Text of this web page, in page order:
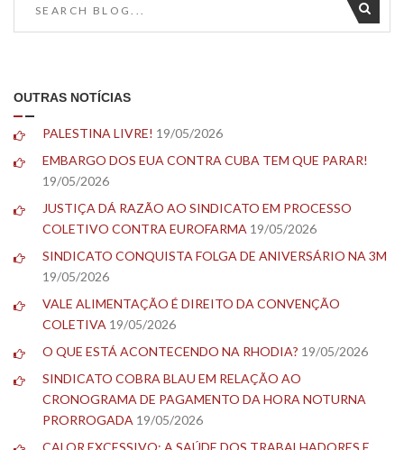
OUTRAS NOTÍCIAS
PALESTINA LIVRE! 19/05/2026
EMBARGO DOS EUA CONTRA CUBA TEM QUE PARAR!
19/05/2026
JUSTIÇA DÁ RAZÃO AO SINDICATO EM PROCESSO
COLETIVO CONTRA EUROFARMA 19/05/2026
SINDICATO CONQUISTA FOLGA DE ANIVERSÁRIO NA 3M
19/05/2026
VALE ALIMENTAÇÃO É DIREITO DA CONVENÇÃO
COLETIVA 19/05/2026
O QUE ESTÁ ACONTECENDO NA RHODIA? 19/05/2026
SINDICATO COBRA BLAU EM RELAÇÃO AO
CRONOGRAMA DE PAGAMENTO DA HORA NOTURNA
PRORROGADA 19/05/2026
CALOR EXCESSIVO: A SAÚDE DOS TRABALHADORES E